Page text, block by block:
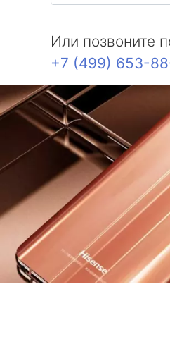
Или позвоните
+7 (499) 653-